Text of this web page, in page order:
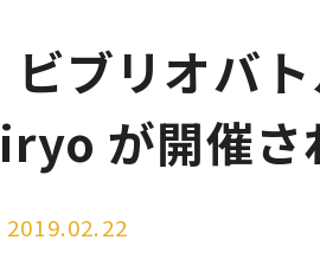
ブリオバ
が開催さ
2019.02.22